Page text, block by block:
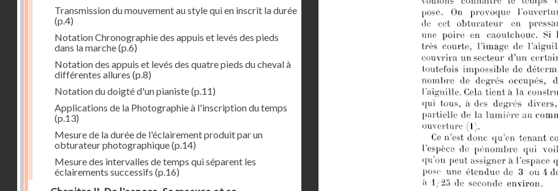
Transmission du mouvement au style qui en inscrit la durée
(p.4)
Notation Chronographie des appuis et levés des pieds
dans la marche(p.6)
Notation des appuis et levés des quatre pieds du cheval à
différentes allures (p.8)
Notation du doigté d'un pianiste(p.11)
Applications de la Photographie à l'inscription du temps
(p.13)
Mesure de la durée de l'éclairement produit par un
obturateur photographique(p.14)
Mesure des intervalles de temps qui séparent les
éclairements successifs (p.16)